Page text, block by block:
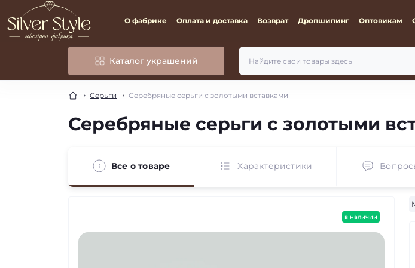
О фабрике Оплата и доставка Возврат Дропшипинг Оптовикам
Каталог украшений
Серьги Серебряные серьги с золотыми вставками
Серебряные серьги с золотыми
Все о товаре Характеристики
в наличии